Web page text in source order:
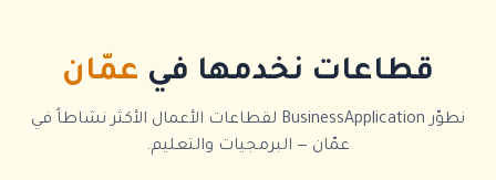
قطاعات نخدمها في عمّان
نطوّر BusinessApplication لقطاعات الأعمال الأكثر نشاطاً في
عمّان — البرمجيات والتعليم.